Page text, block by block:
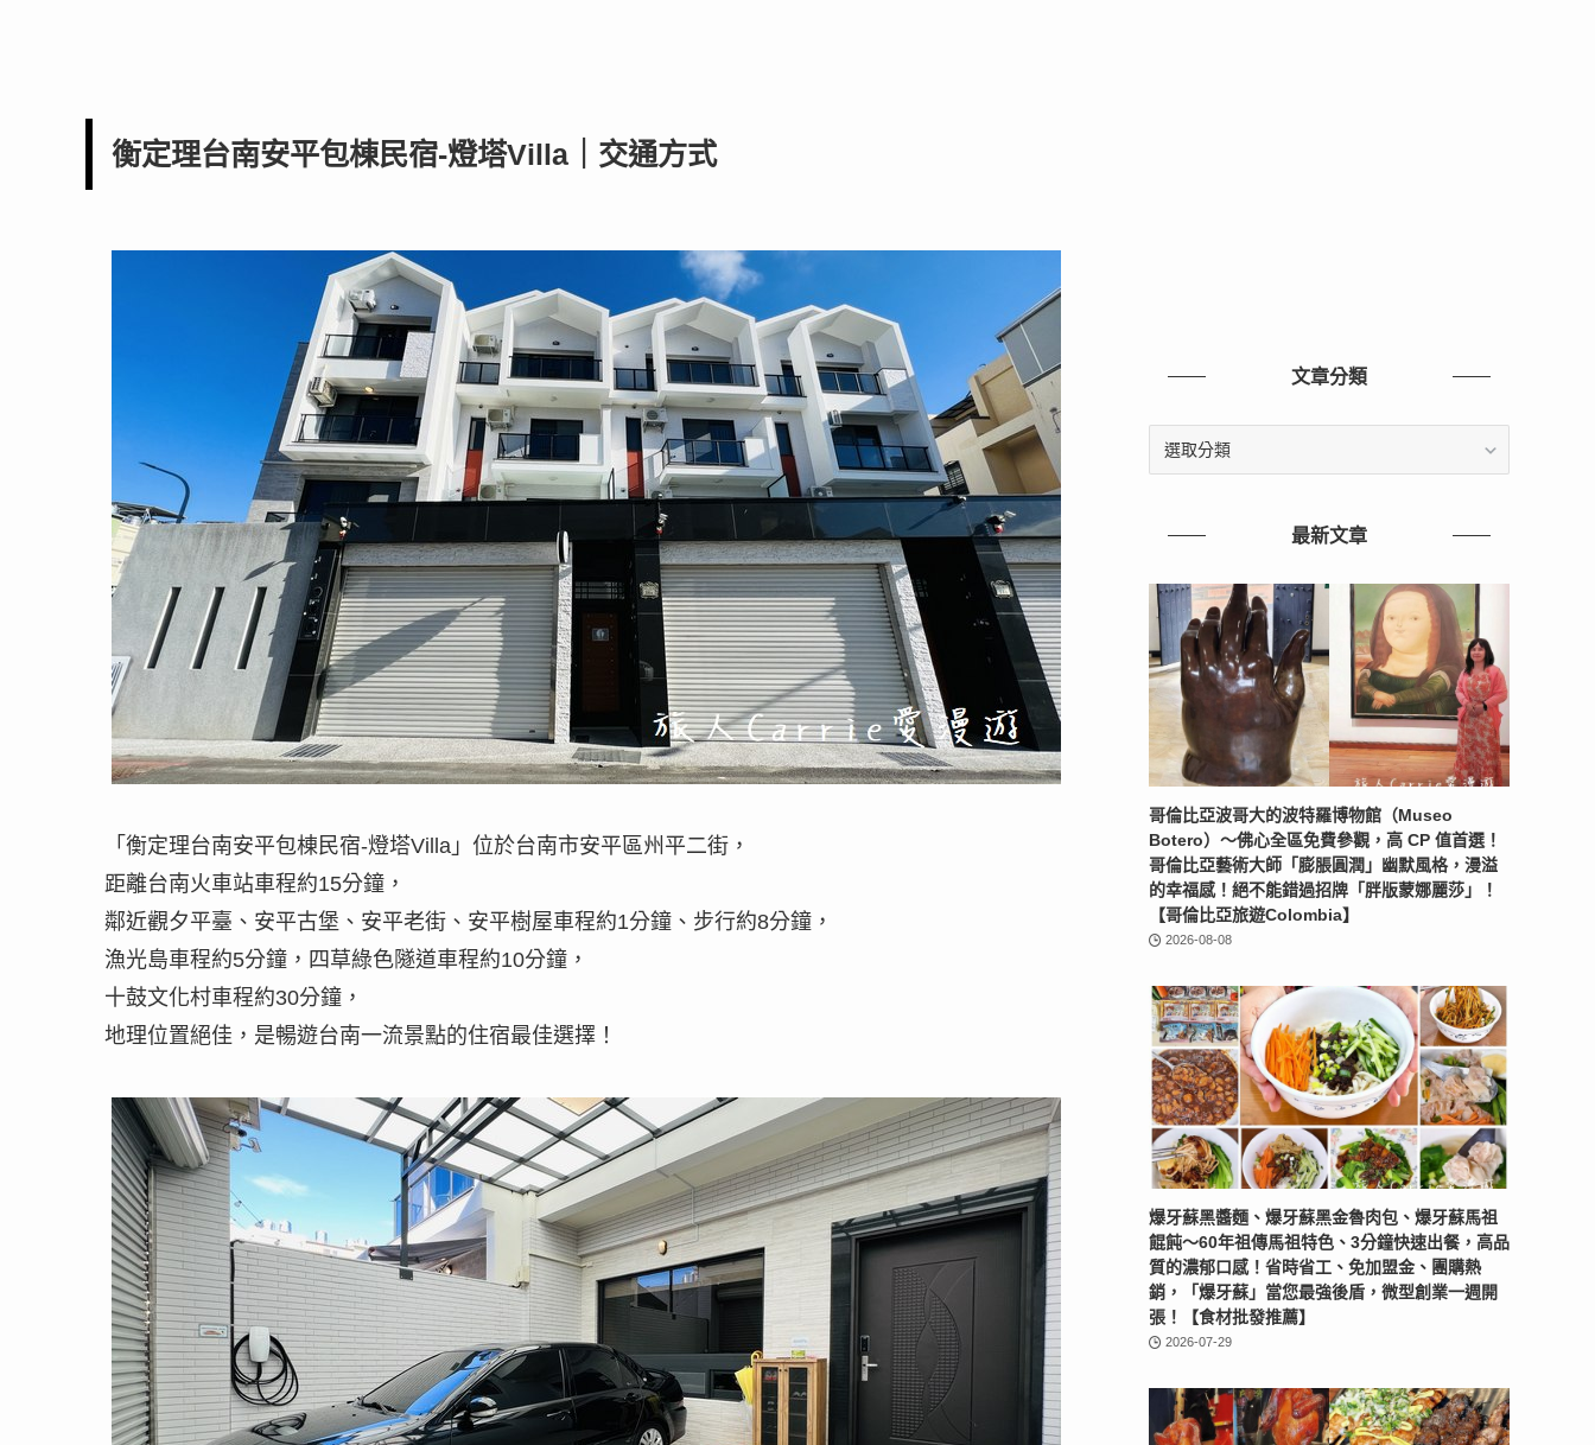
衡定理台南安平包棟民宿-燈塔Villa｜交通方式
「衡定理台南安平包棟民宿-燈塔Villa」位於台南市安平區州平二街，
距離台南火車站車程約15分鐘，
鄰近觀夕平臺、安平古堡、安平老街、安平樹屋車程約1分鐘、步行約8分鐘，
漁光島車程約5分鐘，四草綠色隧道車程約10分鐘，
十鼓文化村車程約30分鐘，
地理位置絕佳，是暢遊台南一流景點的住宿最佳選擇！
文章分類
最新文章
哥倫比亞波哥大的波特羅博物館（Museo
Botero）～佛心全區免費參觀，高 CP 值首選！
哥倫比亞藝術大師「膨脹圓潤」幽默風格，漫溢
的幸福感！絕不能錯過招牌「胖版蒙娜麗莎」！
【哥倫比亞旅遊Colombia】
2026-08-08
爆牙蘇黑醬麵、爆牙蘇黑金魯肉包、爆牙蘇馬祖
餛飩～60年祖傳馬祖特色、3分鐘快速出餐，高品
質的濃郁口感！省時省工、免加盟金、團購熱
銷，「爆牙蘇」當您最強後盾，微型創業一週開
張！【食材批發推薦】
2026-07-29